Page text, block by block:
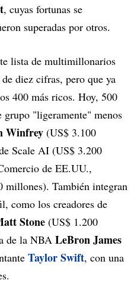
, cuyas fortunas se
superadas por otros.
lista de multimillonarios
diez cifras, pero que ya
400 más ricos. Hoy, 500
grupo "ligeramente" menos
Winfrey (US$ 3.100
Scale AI (US$ 3.200
de EE.UU.,
millones). También integran
como los creadores de
Stone (US$ 1.200
de la NBA LeBron James
Taylor Swift, con una